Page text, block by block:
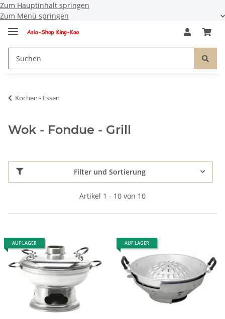
Zum Hauptinhalt springen
Zum Menü springen
Kochen - Essen
Wok - Fondue - Grill
Filter und Sortierung
Artikel 1 - 10 von 10
AUF LAGER AUF LAGER